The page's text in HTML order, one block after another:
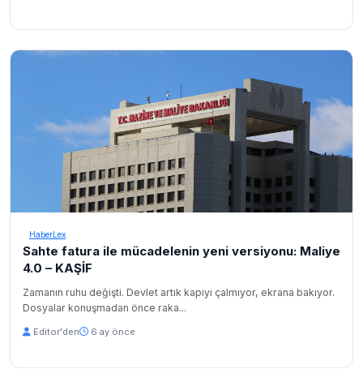
HaberLex
Sahte fatura ile mücadelenin yeni versiyonu: Maliye
4.0 – KAŞİF
Zamanın ruhu değişti. Devlet artık kapıyı çalmıyor, ekrana bakıyor.
Dosyalar konuşmadan önce raka...
Editor'den 6 ay önce